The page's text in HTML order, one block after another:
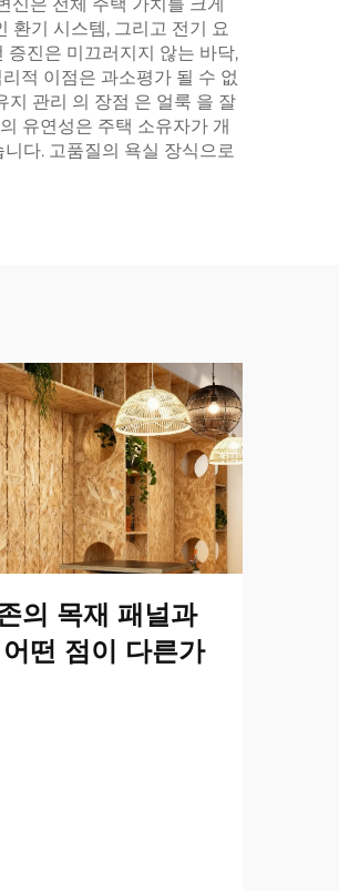
환기 시스템, 그리고 전기 요
증진은 미끄러지지 않는 바닥,
적 이점은 과소평가 될 수 없
지 관리 의 장점 은 얼룩 을 잘
유연성은 주택 소유자가 개
다. 고품질의 욕실 장식으로
의 목재 패널과
떤 점이 다른가